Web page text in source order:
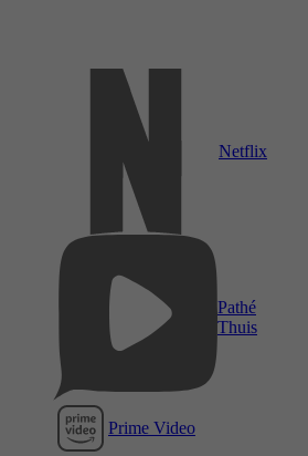
Netflix
Pathé
Thuis
Prime Video